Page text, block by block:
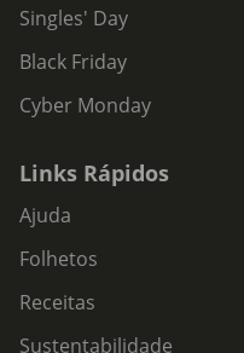
Singles' Day
Black Friday
Cyber Monday
Links Rápidos
Ajuda
Folhetos
Receitas
Sustentabilidade